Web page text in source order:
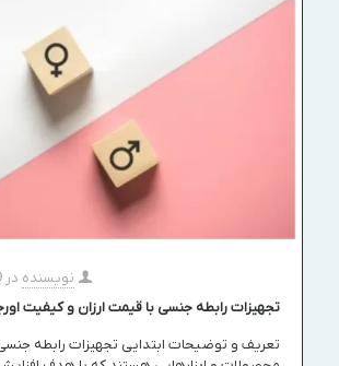
نویسنده در
تجهیزات رابطه جنسی با قیمت ارزان و کیفیت
تعریف و توضیحات ابتدایی تجهیزات رابطه